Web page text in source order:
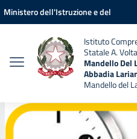
Vai ai contenuti
Vai al menu di navigazione
Vai al footer
Ministero dell'Istruzione e del
Istituto
Statale A. Volta
Mandello Del
Abbadia
Mandello del